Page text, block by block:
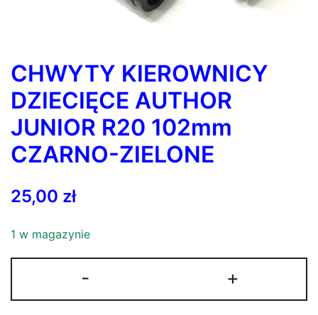
CHWYTY KIEROWNICY
DZIECIĘCE AUTHOR
JUNIOR R20 102mm
CZARNO-ZIELONE
25,00 zł
1 w magazynie
-
KIEROWNICY
+